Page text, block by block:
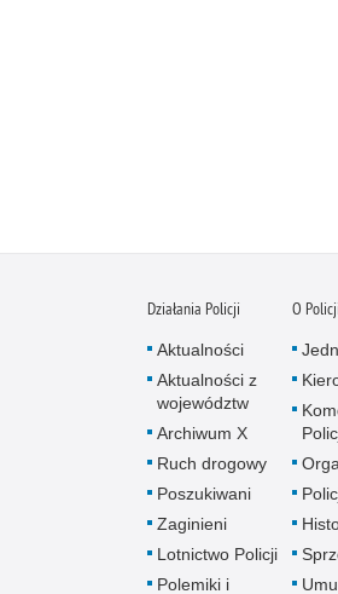
Działania Policji
Aktualności
Aktualności z
województw
Archiwum X
Ruch drogowy
Poszukiwani
Zaginieni
Lotnictwo Policji
Polemiki i
O Policji